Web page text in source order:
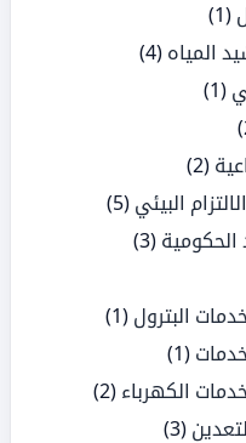
(1)
المياه (4)
(1)
(2)
البيئي (5)
الحكومية (3)
البترول (1)
(1)
الكهرباء (2)
(3)